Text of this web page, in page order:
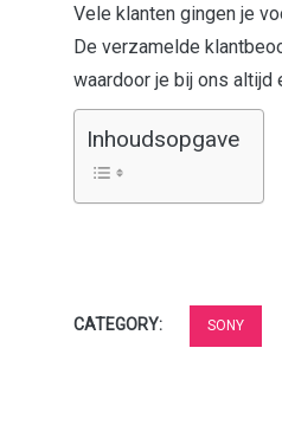
Vele klanten gingen je
De verzamelde
waardoor je bij ons altijd
Inhoudsopgave
CATEGORY: SONY